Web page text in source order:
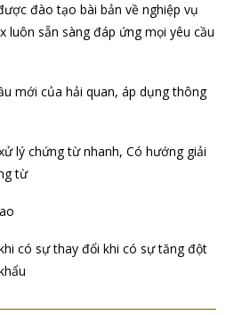
đào tạo bài bản về nghiệp vụ
luôn sẵn sàng đáp ứng mọi yêu cầu
mới của hải quan, áp dụng thông
lý chứng từ nhanh, Có hướng giải
từ
có sự thay đổi khi có sự tăng đột